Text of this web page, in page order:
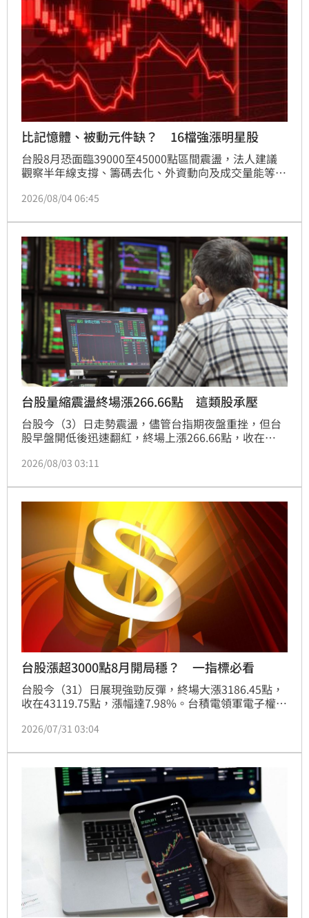
的個股，並密切關注SpaceX後續資本支出及財報對供
應鏈的影響，審慎評估市場風險。
比記憶體、被動元件缺？ 16檔強漲明星股
台股8月恐面臨39000至45000點區間震盪，法人建議
觀察半年線支撐、籌碼去化、外資動向及成交量能等4
具備獲利品質與供需優勢的個股。受惠AI需求大爆發，
關鍵短缺材料。產業龍頭如Lumentum與Coherent積
極擴產，激勵台股光通訊族群如聯亞、光聖、聯鈞等強
勢表態，成為盤面焦點。投資人面對市場波動，建議關
注具長期訂單能見度與漲價能力的供應鏈，但需留意槓
桿去化風險，審慎評估市場變化以維護資產安全。
2026/08/04 06:45
台股量縮震盪終場漲266.66點 這類股承壓
台股今（3）日走勢震盪，儘管台指期夜盤重挫，但台
股早盤開低後迅速翻紅，終場上漲266.66點，收在
歧，台積電下跌逾2%，聯發科因法說會釋出AI業務利
訊、記憶體及ABF載板族群，聯亞、華邦電、欣興等多
檔個股亮燈漲停。分析師指出，受AI資料中心擴建需求
帶動，關鍵材料磷化銦與記憶體供需吃緊，成為近期多
頭主軸。投資人應密切關注國際政經動態，如美國干預
匯市及美伊談判進展，操作上仍需審慎評估風險。
2026/08/03 03:11
台股漲超3000點8月開局穩？ 一指標必看
台股今（31）日展現強勁反彈，終場大漲3186.45點，
收在43119.75點，漲幅達7.98%。台積電領軍電子權值
AI信心，加上記憶體缺貨、被動元件調漲及ABF載板供
分析，此次跳空大漲顯示市場信心回溫，但整體均線架
構仍偏空，建議將此視為技術性反彈，短線操作應保持
彈性，並持續關注國際總經數據及大廠資本支出動向，
審慎評估市場投資風險。
2026/07/31 03:04